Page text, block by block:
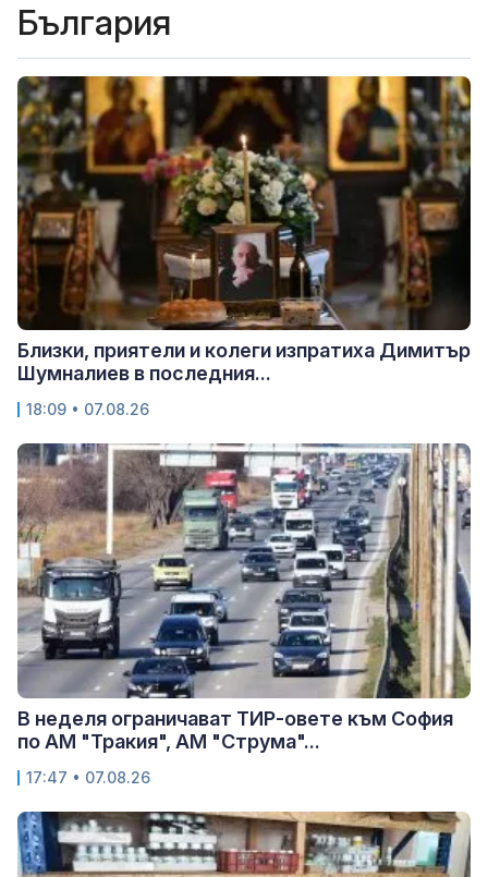
България
Близки, приятели и колеги изпратиха Димитър
Шумналиев в последния...
18:09 • 07.08.26
В неделя ограничават ТИР-овете към София
по АМ "Тракия", АМ "Струма"...
17:47 • 07.08.26